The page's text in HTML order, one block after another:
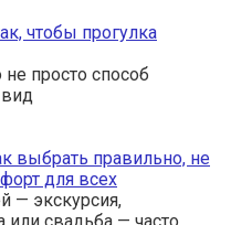
чтобы прогулка
не просто способ
выбрать правильно, не
для всех
— экскурсия,